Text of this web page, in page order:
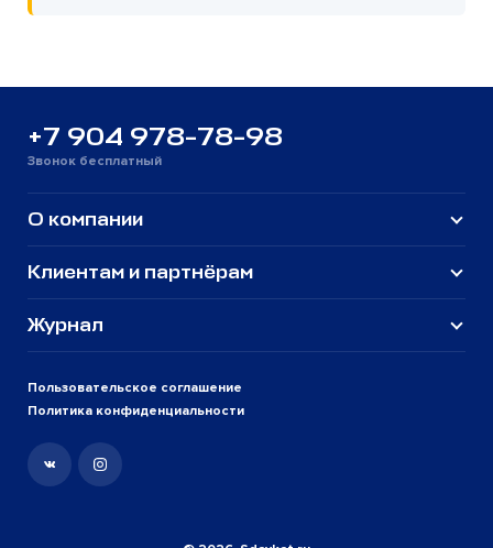
+7 904 978-78-98
Звонок бесплатный
Пользовательское соглашение
Политика конфиденциальности
О компании
Клиентам и партнёрам
Журнал